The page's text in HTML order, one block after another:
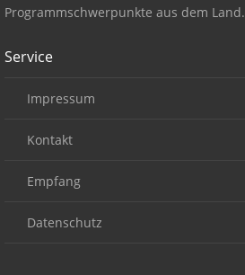
Programmschwerpunkte aus dem Land.
Service
Impressum
Kontakt
Empfang
Datenschutz